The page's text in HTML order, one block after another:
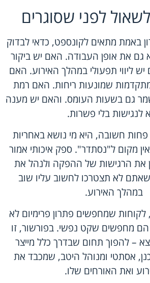
לפני שסוגרים
באמת מתאים לקונספט, כדאי לבדוק
גם את אופן העבודה. האם יש ביקור
ליווי תפעולי במהלך האירוע. האם
שמונעות ריחות. האם רמת
גם בשעות העומס. והאם יש מענה
לנגישות בלי פשרות.
חשובה, היא מי נושא באחריות
מקום ל"נסתדר". ספק איכותי אמור
את הרגישות של ההפקה ולנהל את
לא תצטרכו לחשוב עליו שוב
במהלך האירוע.
לקוחות שמחפשים פתרון פרימיום לא
מחפשים שקט נפשי. בפורשור, זו
– להפוך תחום שבדרך כלל מייצר
אסתטי ומנוהל היטב, שמכבד את
ואת האורחים שלו.